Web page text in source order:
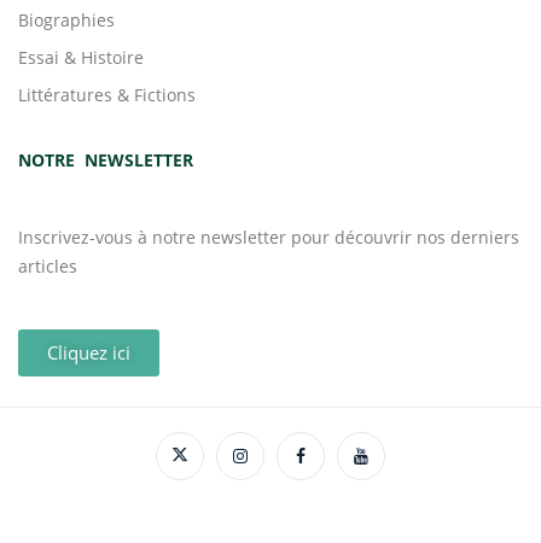
Biographies
Essai & Histoire
Littératures & Fictions
NOTRE NEWSLETTER
Inscrivez-vous à notre newsletter pour découvrir nos derniers
articles
Cliquez ici